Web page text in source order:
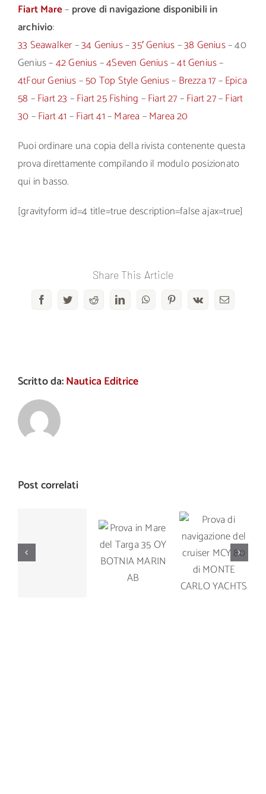
Fiart Mare– prove di navigazione disponibili in
archivio:
33 Seawalker–34 Genius–35′ Genius–38 Genius– 40
Genius –42 Genius–4Seven Genius–4t Genius–
4tFour Genius–50 Top Style Genius– Brezza 17–Epica
58 –Fiart 23 –Fiart 25 Fishing –Fiart 27–Fiart 27–Fiart
30–Fiart 41 –Fiart 41–Marea –Marea 20
Puoi ordinare una copia della rivista contenente questa
prova direttamente compilando il modulo posizionato
qui in basso.
[gravityform id=4 title=true description=false ajax=true]
Share This Article
FacebookTwitterRedditLinkedInWhatsAppPinterestVk Email
Scritto da:Nautica Editrice
Post correlati
Prova di
navigazione
Prova in
Mare del
Targa 35
OY
BOTNIA
navigazione
del cruiser
MCY 80 di
CARLO